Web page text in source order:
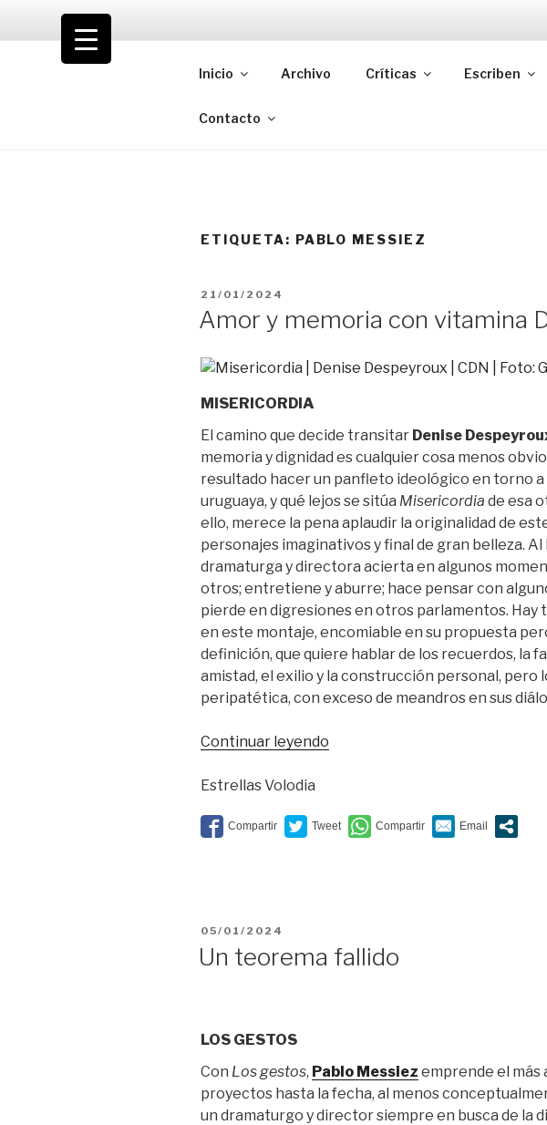
VOLODIA
Inicio Archivo Críticas Escriben
Contacto
ETIQUETA: PABLO MESSIEZ
PUBLICADO
21/01/2024
Amor y memoria con vitamina
MISERICORDIA
El camino que decide transitar Denise
memoria y dignidad es cualquier cosa menos
resultado hacer un panfleto ideológico en torno a
uruguaya, y qué lejos se sitúa Misericordia de esa
ello, merece la pena aplaudir la originalidad de
personajes imaginativos y final de gran belleza. Al
dramaturga y directora acierta en algunos
otros; entretiene y aburre; hace pensar con
pierde en digresiones en otros parlamentos. Hay
en este montaje, encomiable en su propuesta
definición, que quiere hablar de los recuerdos, la
amistad, el exilio y la construcción personal, pero
peripatética, con exceso de meandros en sus
Continuar leyendo
vitamina
Estrellas Volodia
PUBLICADO
05/01/2024
Un teorema fallido
LOS GESTOS
Con Los gestos, Pablo Messiez emprende el más
proyectos hasta la fecha, al menos
un dramaturgo y director siempre en busca de la